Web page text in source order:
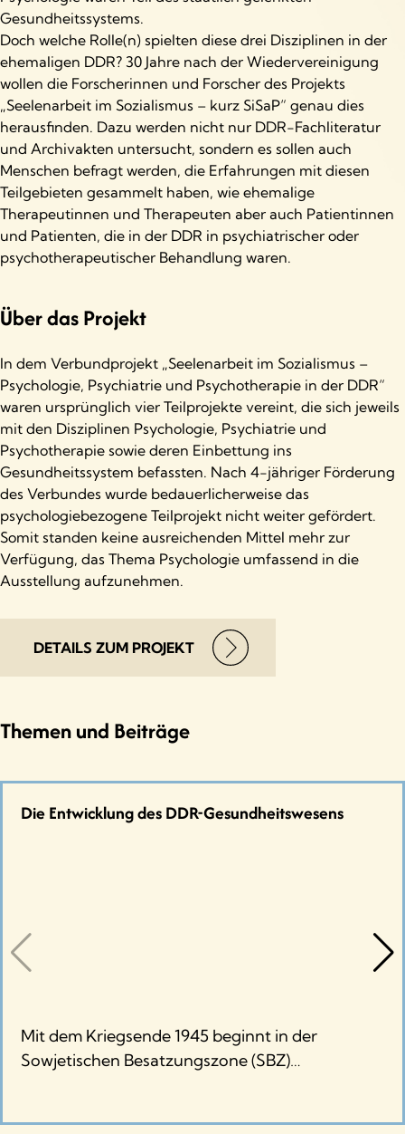
Gesundheitssystems.
Doch welche Rolle(n) spielten diese drei Disziplinen in der
ehemaligen DDR? 30 Jahre nach der Wiedervereinigung
wollen die Forscherinnen und Forscher des Projekts
„Seelenarbeit im Sozialismus – kurz SiSaP“ genau dies
herausfinden. Dazu werden nicht nur DDR-Fachliteratur
und Archivakten untersucht, sondern es sollen auch
Menschen befragt werden, die Erfahrungen mit diesen
Teilgebieten gesammelt haben, wie ehemalige
Therapeutinnen und Therapeuten aber auch Patientinnen
und Patienten, die in der DDR in psychiatrischer oder
psychotherapeutischer Behandlung waren.
Über das Projekt
In dem Verbundprojekt „Seelenarbeit im Sozialismus –
Psychologie, Psychiatrie und Psychotherapie in der DDR“
waren ursprünglich vier Teilprojekte vereint, die sich jeweils
mit den Disziplinen Psychologie, Psychiatrie und
Psychotherapie sowie deren Einbettung ins
Gesundheitssystem befassten. Nach 4-jähriger Förderung
des Verbundes wurde bedauerlicherweise das
psychologiebezogene Teilprojekt nicht weiter gefördert.
Somit standen keine ausreichenden Mittel mehr zur
Verfügung, das Thema Psychologie umfassend in die
Ausstellung aufzunehmen.
DETAILS ZUM PROJEKT
Themen und Beiträge
Die Entwicklung des DDR-Gesundheitswesens
Mit dem Kriegsende 1945 beginnt in der
Sowjetischen Besatzungszone (SBZ)…